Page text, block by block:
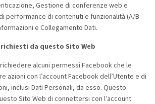
Gestione di conferenze web e
performance di contenuti e funzionalità (A/B
e Collegamento Dati.
da questo Sito Web
alcuni permessi Facebook che le
azioni con l’account Facebook dell’Utente e di
inclusi Dati Personali, da esso. Questo
Sito Web di connettersi con l’account